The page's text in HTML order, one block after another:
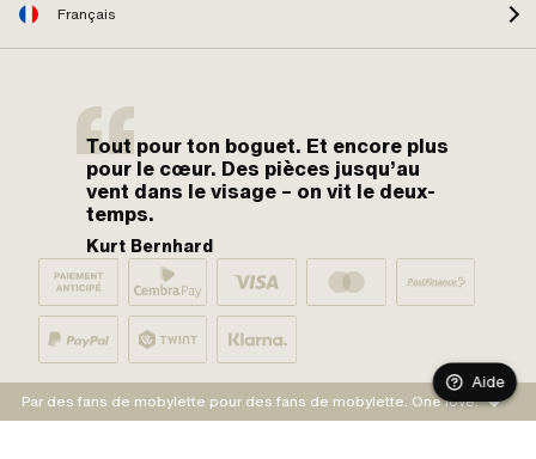
Français
Tout pour ton boguet. Et encore plus
pour le cœur. Des pièces jusqu’au
vent dans le visage – on vit le deux-
temps.
Kurt Bernhard
Par des fans de mobylette pour des fans de mobylette. One love.
Aide